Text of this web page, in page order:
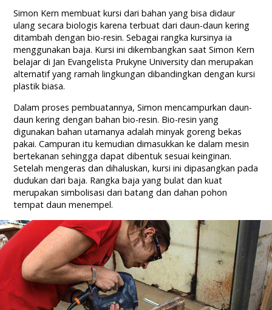
Simon Kern membuat kursi dari bahan yang bisa didaur
ulang secara biologis karena terbuat dari daun-daun kering
ditambah dengan bio-resin. Sebagai rangka kursinya ia
menggunakan baja. Kursi ini dikembangkan saat Simon Kern
belajar di Jan Evangelista Prukyne University dan merupakan
alternatif yang ramah lingkungan dibandingkan dengan kursi
plastik biasa.
Dalam proses pembuatannya, Simon mencampurkan daun-
daun kering dengan bahan bio-resin. Bio-resin yang
digunakan bahan utamanya adalah minyak goreng bekas
pakai. Campuran itu kemudian dimasukkan ke dalam mesin
bertekanan sehingga dapat dibentuk sesuai keinginan.
Setelah mengeras dan dihaluskan, kursi ini dipasangkan pada
dudukan dari baja. Rangka baja yang bulat dan kuat
merupakan simbolisasi dari batang dan dahan pohon
tempat daun menempel.